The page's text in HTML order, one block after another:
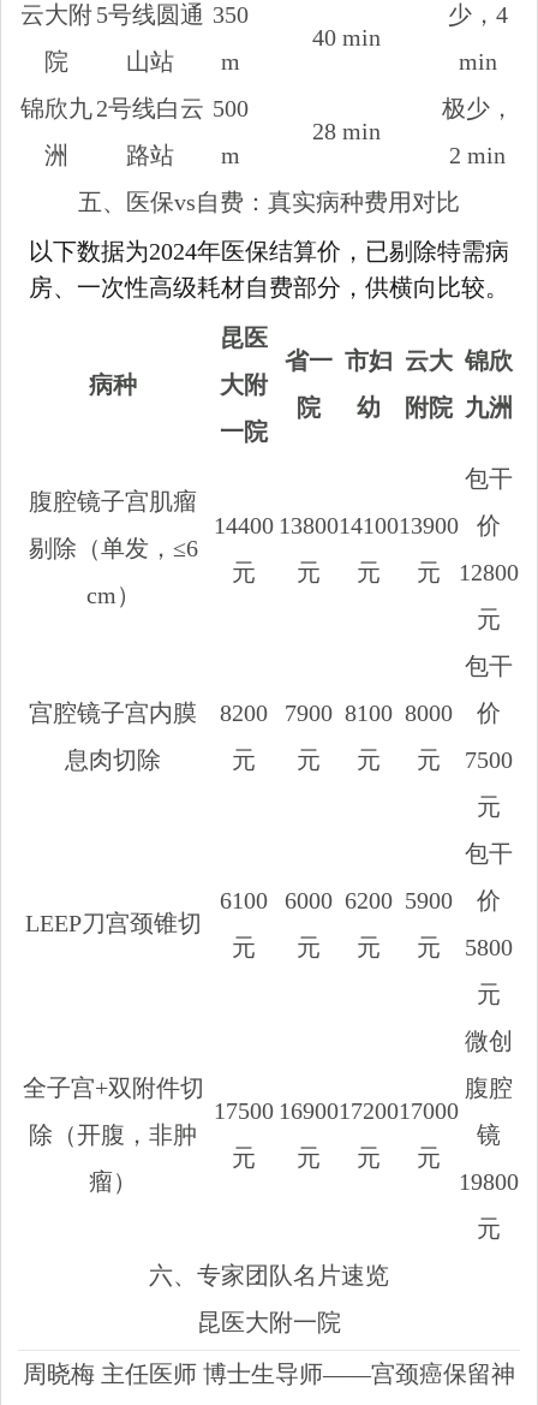
云大附
院
5号线圆通
山站
350
m
40 min
少，4
min
锦欣九
洲
2号线白云
路站
500
m
28 min
极少，
2 min
五、医保vs自费：真实病种费用对比
以下数据为2024年医保结算价，已剔除特需病
房、一次性高级耗材自费部分，供横向比较。
病种
昆医
大附
一院
省一
院
市妇
幼
云大
附院
锦欣
九洲
腹腔镜子宫肌瘤
剔除（单发，≤6
cm）
14400
元
13800
元
14100
元
13900
元
包干
价
12800
元
宫腔镜子宫内膜
息肉切除
8200
元
7900
元
8100
元
8000
元
包干
价
7500
元
LEEP刀宫颈锥切
6100
元
6000
元
6200
元
5900
元
包干
价
5800
元
全子宫+双附件切
除（开腹，非肿
瘤）
17500
元
16900
元
17200
元
17000
元
微创
腹腔
镜
19800
元
六、专家团队名片速览
昆医大附一院
周晓梅 主任医师 博士生导师——宫颈癌保留神